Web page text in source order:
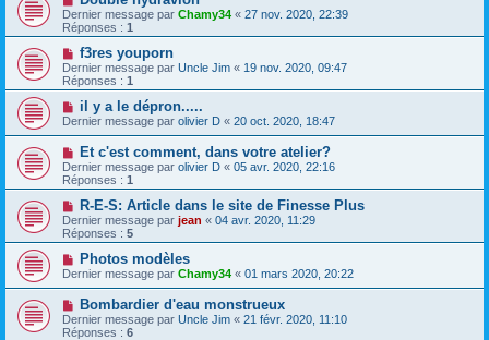
Dernier message par Chamy34 « 27 nov. 2020, 22:39
Réponses : 1
f3res youporn
Dernier message par Uncle Jim « 19 nov. 2020, 09:47
Réponses : 1
il y a le dépron.....
Dernier message par olivier D « 20 oct. 2020, 18:47
Et c'est comment, dans votre atelier?
Dernier message par olivier D « 05 avr. 2020, 22:16
Réponses : 1
R-E-S: Article dans le site de Finesse Plus
Dernier message par jean « 04 avr. 2020, 11:29
Réponses : 5
Photos modèles
Dernier message par Chamy34 « 01 mars 2020, 20:22
Bombardier d'eau monstrueux
Dernier message par Uncle Jim « 21 févr. 2020, 11:10
Réponses : 6